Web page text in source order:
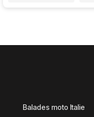
Balades moto Italie